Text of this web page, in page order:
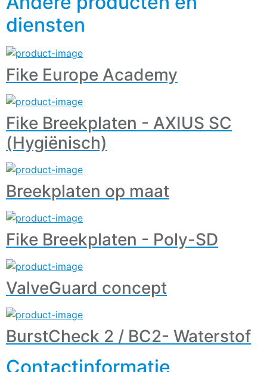
diensten
Fike Europe Academy
Fike Breekplaten - AXIUS SC
(Hygiënisch)
Breekplaten op maat
Fike Breekplaten - Poly-SD
ValveGuard concept
BurstCheck 2 / BC2- Waterstof
Contactinformatie